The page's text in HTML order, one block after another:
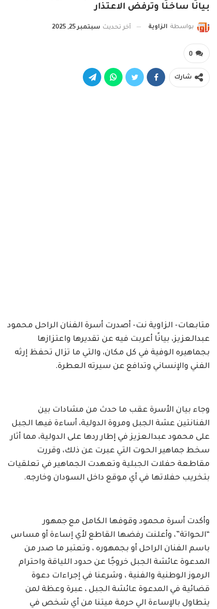
بيانًا ساخنًا وترفض الاعتذار
بواسطة الزاوية آخر تحديث سبتمبر 25, 2025
0
شارك
متابعات- الزاوية نت- أصدرت أسرة الفنان الراحل محمود
عبدالعزيز، بيانًا أعربت فيه عن تقديرها واعتزازها
بجماهيره الوفية في كل مكان، والتي ما تزال تحفظ إرثه
الفني والإنساني وتدافع عن سيرته العطرة.
وجاء بيان الأسرة عقب ما حدث من مشادات بين
الفنانتين عشة الجبل ومروة الدولية، أساءة فيها الجبل
على محمود عبدالعزيز في إطار ردها على الدولية، مما أثار
سخط جماهير الحوت التي عبرت عن ذلك، وقررت
مقاطعة حفلات الجبلية وتعهدت الجماهير في تعلقيات
بتخريب حفلاتها في أي موقع داخل السودان وخارجه.
وأكدت أسرة محمود وقوفها الكامل مع جمهور
“الحواتة”، وأعلنت رفضها القاطع لأي إساءة أو مساس
باسم الفنان الراحل أو بجمهوره ، وتعتبر ما صدر من
المدعوة عائشة الجبل خروجًا عن حدود اللياقة واحترام
الرموز الوطنية والفنية ، وشرعنا في إجراءات دعوة
قضائية في المدعوة عائشة الجبل ، عبرة وعظة لمن
يتطاول بالإساءة الي حرمة ميتنا من أي شخص في